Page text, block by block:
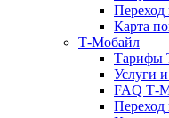
Переход
Карта
Т-Мобайл
Тарифы
Услуги
FAQ Т-